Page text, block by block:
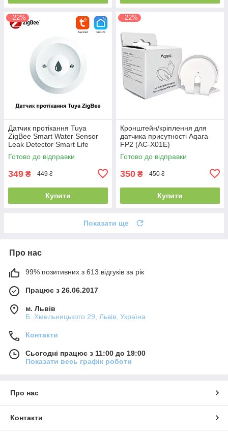
–22%
Датчик протікання Tuya
ZigBee Smart Water Sensor
Leak Detector Smart Life
Готово до відправки
349 ₴ 449 ₴
Купити
–22%
Кронштейн/кріплення для
датчика присутності Aqara
FP2 (AC-X01E)
Готово до відправки
350 ₴ 450 ₴
Купити
Показати ще
Про нас
99% позитивних з 613 відгуків за рік
Працює з 26.06.2017
м. Львів
Б. Хмельницького 29, Львів, Україна
Контакти
Сьогодні працює з 11:00 до 19:00
Показати весь графік роботи
Про нас
Контакти